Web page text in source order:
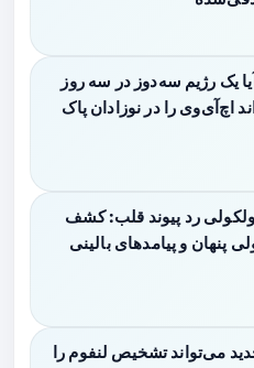
یک رژیم سه‌دوز در سه روز
اچ‌آی‌وی را در نوزادان پاک
رد پیوند قلب: کشف
پنهان و پیامدهای بالینی
می‌تواند تشخیص لنفوم را